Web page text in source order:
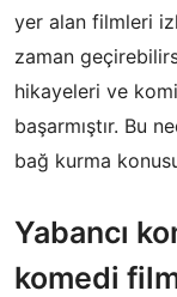
yer alan filmleri
zaman
hikayeleri ve
başarmıştır. Bu
bağ kurma
Yabancı
komedi